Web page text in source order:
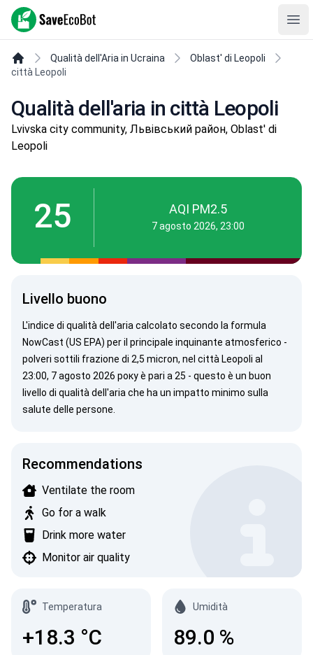
SaveEcoBot
Qualità dell'Aria in Ucraina
Oblast' di Leopoli
città Leopoli
Qualità dell'aria in città Leopoli
Lvivska city community, Львівський район, Oblast' di
Leopoli
25 AQI PM2.5
7 agosto 2026, 23:00
Livello buono
L'indice di qualità dell'aria calcolato secondo la formula
NowCast (US EPA) per il principale inquinante atmosferico -
polveri sottili frazione di 2,5 micron, nel città Leopoli al
23:00, 7 agosto 2026 року è pari a 25 - questo è un buon
livello di qualità dell'aria che ha un impatto minimo sulla
salute delle persone.
Recommendations
Ventilate the room
Go for a walk
Drink more water
Monitor air quality
Temperatura
+18.3 °C
Umidità
89.0 %